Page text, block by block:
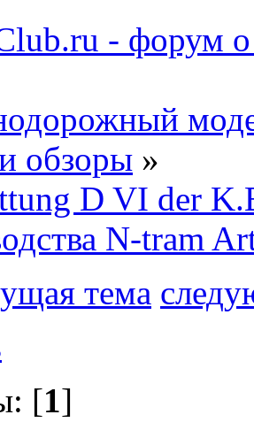
- форум
обзоры »
D VI der
N-tram
тема
[1]